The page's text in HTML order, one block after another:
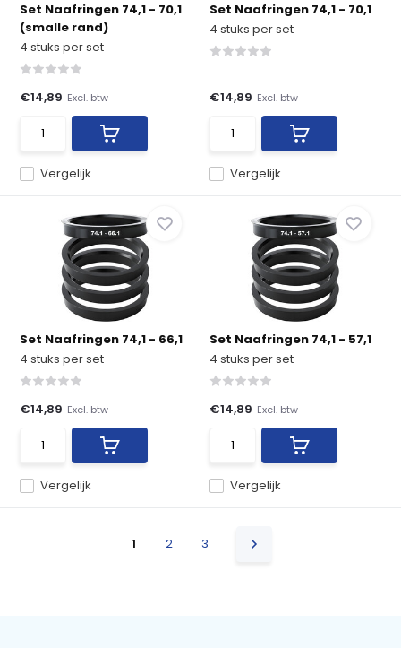
Set Naafringen 74,1 - 70,1
(smalle rand)
4 stuks per set
Vergelijk
€14,89 Excl. btw
Set Naafringen 74,1 - 70,1
4 stuks per set
Vergelijk
€14,89 Excl. btw
Set Naafringen 74,1 - 66,1
4 stuks per set
Vergelijk
€14,89 Excl. btw
Set Naafringen 74,1 - 57,1
4 stuks per set
Vergelijk
€14,89 Excl. btw
1 2 3